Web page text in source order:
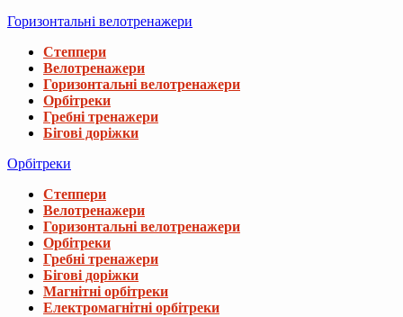
Горизонтальні велотренажери
Степпери
Велотренажери
Горизонтальні велотренажери
Орбітреки
Гребні тренажери
Бігові доріжки
Орбітреки
Степпери
Велотренажери
Горизонтальні велотренажери
Орбітреки
Гребні тренажери
Бігові доріжки
Магнітні орбітреки
Електромагнітні орбітреки